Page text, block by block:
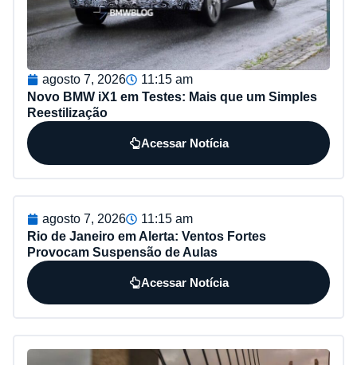
agosto 7, 2026
11:15 am
Novo BMW iX1 em Testes: Mais que um Simples
Reestilização
Acessar Notícia
agosto 7, 2026
11:15 am
Rio de Janeiro em Alerta: Ventos Fortes
Provocam Suspensão de Aulas
Acessar Notícia